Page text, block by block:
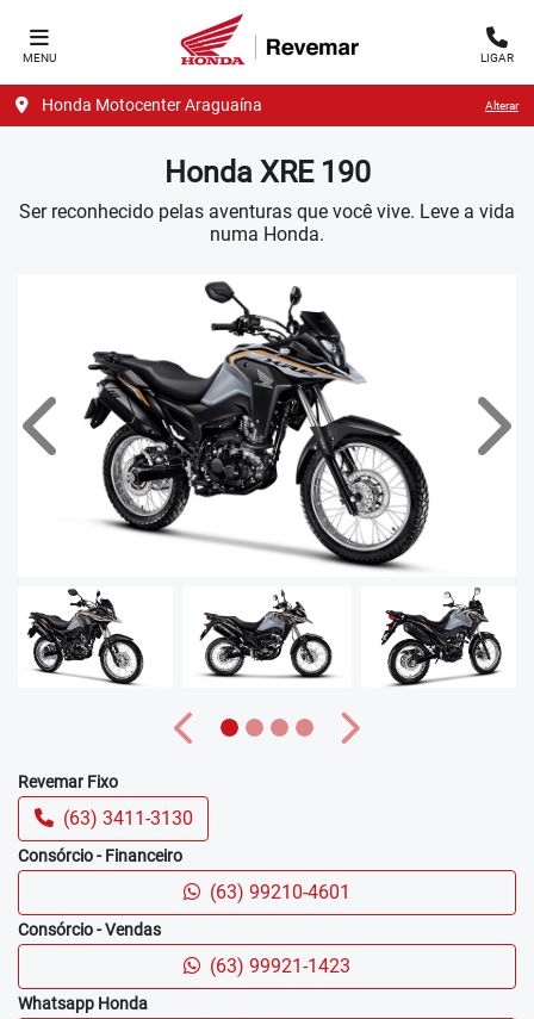
MENU LIGAR
Honda Motocenter Araguaína Alterar
HondaXRE 190
Ser reconhecido pelas aventuras que você vive. Leve a vida
numa Honda.
Anterior
Anterior Próximo
Revemar Fixo
(63) 3411-3130
Consórcio - Financeiro
(63) 99210-4601
Consórcio - Vendas
(63) 99921-1423
Whatsapp Honda